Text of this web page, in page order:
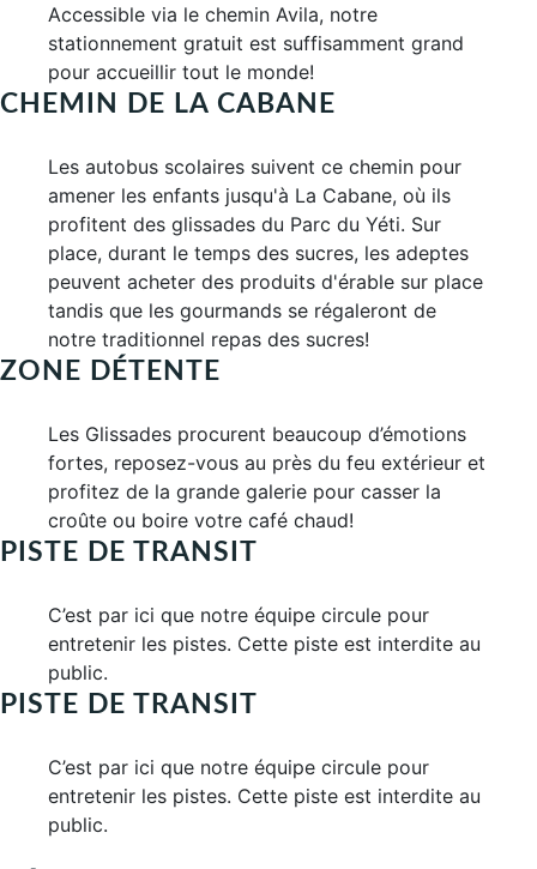
Accessible via le chemin Avila, notre
stationnement gratuit est suffisamment grand
pour accueillir tout le monde!
CHEMIN DE LA CABANE
Les autobus scolaires suivent ce chemin pour
amener les enfants jusqu'à La Cabane, où ils
profitent des glissades du Parc du Yéti. Sur
place, durant le temps des sucres, les adeptes
peuvent acheter des produits d'érable sur place
tandis que les gourmands se régaleront de
notre traditionnel repas des sucres!
ZONE DÉTENTE
Les Glissades procurent beaucoup d’émotions
fortes, reposez-vous au près du feu extérieur et
profitez de la grande galerie pour casser la
croûte ou boire votre café chaud!
PISTE DE TRANSIT
C’est par ici que notre équipe circule pour
entretenir les pistes. Cette piste est interdite au
public.
PISTE DE TRANSIT
C’est par ici que notre équipe circule pour
entretenir les pistes. Cette piste est interdite au
public.